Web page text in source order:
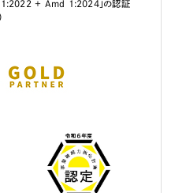
+ Amd 1:2024」の認証